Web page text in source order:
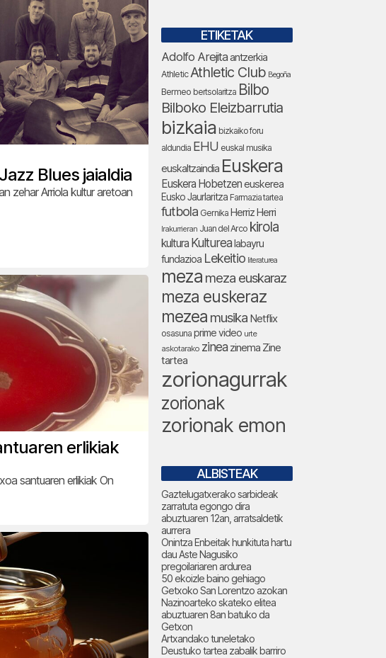
Blues jaialdia
zehar Arriola kultur aretoan
erlikiak
santuaren erlikiak On
ETIKETAK
Adolfo Arejitaantzerkia
Athletic Athletic Club Begoña
Bermeo bertsolaritza Bilbo
Bilboko Eleizbarrutia
bizkaia bizkaiko foru
aldundia EHU euskal musika
euskaltzaindia Euskera
Euskera Hobetzeneuskerea
Eusko Jaurlaritza Farmazia tartea
futbola Gernika Herriz Herri
Irakurrieran Juan del Arco kirola
kultura Kulturealabayru
fundazioa Lekeitio literaturea
meza meza euskaraz
meza euskeraz
mezea musika Netflix
osasuna prime video urte
askotarako zinea zinema Zine
tartea
zorionagurrak
zorionak
zorionak emon
ALBISTEAK
Gaztelugatxerako sarbideak
zarratuta egongo dira
abuztuaren 12an, arratsaldetik
aurrera
Onintza Enbeitak hunkituta hartu
dau Aste Nagusiko
pregoilariaren ardurea
50 ekoizle baino gehiago
Getxoko San Lorentzo azokan
Nazinoarteko skateko elitea
abuztuaren 8an batuko da
Getxon
Artxandako tuneletako
Deustuko tartea zabalik barriro